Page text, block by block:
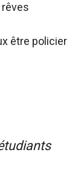
être policier